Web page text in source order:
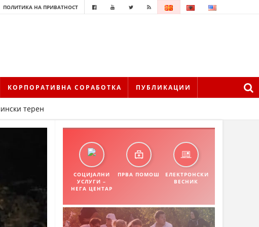
ПОЛИТИКА НА ПРИВАТНОСТ
КОРПОРАТИВНА СОРАБОТКА ПУБЛИКАЦИИ
терен
СОЦИЈАЛНИ
УСЛУГИ –
НЕГА ЦЕНТАР
ПРВА ПОМОШ
ЕЛЕКТРОНСКИ
ВЕСНИК